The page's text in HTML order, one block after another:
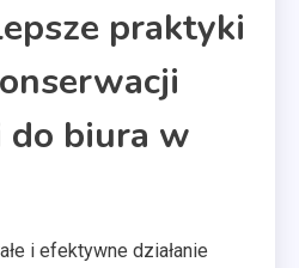
praktyki
biura w
i efektywne działanie